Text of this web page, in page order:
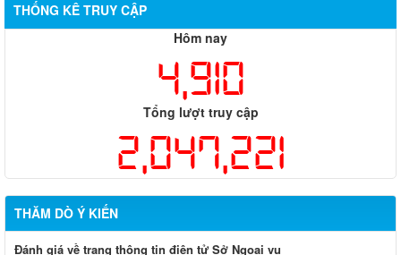
THỐNG KÊ TRUY CẬP
Hôm nay
4,910
Tổng lượt truy cập
2,047,221
THĂM DÒ Ý KIẾN
Đánh giá về trang thông tin điện tử Sở Ngoại vụ